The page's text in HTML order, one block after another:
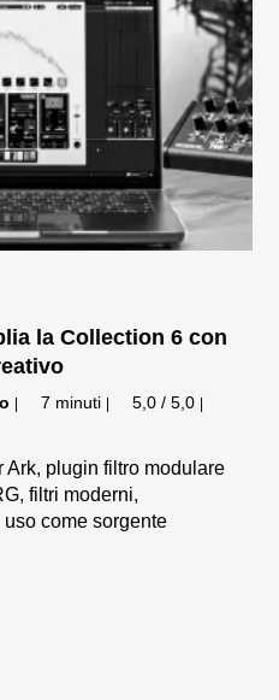
la Collection 6 con
| 7 minuti | 5,0 / 5,0 |
Ark, plugin filtro modulare
filtri moderni,
come sorgente